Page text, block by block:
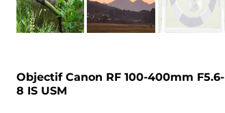
Objectif Canon RF 100-400mm F5.6-
8 IS USM